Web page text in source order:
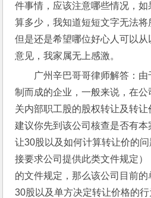
件事情，应该注意哪些情况，
算多少，我知道短短文字无法将
但是还是希望哪位好心人可以
意见，我家属无上感激。
广州辛巴哥哥律师解答：
制而成的企业，一般来说，在
关内部职工股的股权转让及转让
建议你先到该公司核查是否有
让30股以及如何计算转让价的
接要求公司提供此类文件规定
的文件规定，那么该公司目前
30股以及单方决定转让价格的